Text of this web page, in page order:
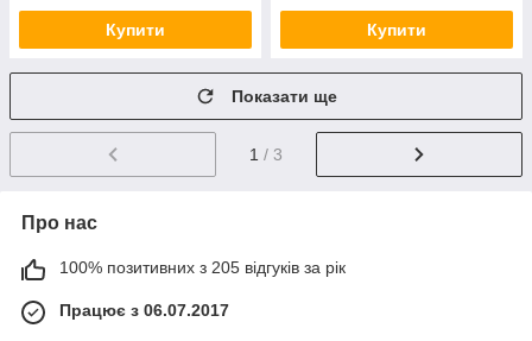
Купити Купити
Показати ще
1 / 3
Про нас
100% позитивних з 205 відгуків за рік
Працює з 06.07.2017